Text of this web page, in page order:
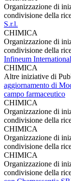
Organizzazione di
condivisione della
S.r.l.
CHIMICA
Organizzazione di
condivisione della
Infineum
CHIMICA
Altre iniziative di
aggiornamento di
campo farmaceutico
CHIMICA
Organizzazione di
condivisione della
CHIMICA
Organizzazione di
condivisione della
CHIMICA
Organizzazione di
condivisione della